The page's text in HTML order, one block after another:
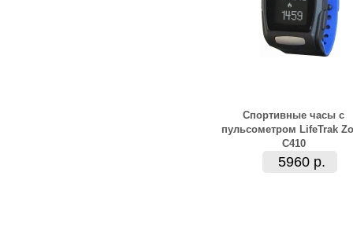
Спортивные часы с
пульсометром LifeTrak
C410
5960 р.